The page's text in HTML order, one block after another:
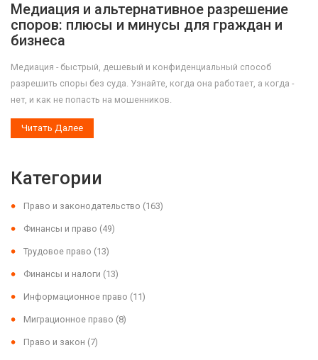
Медиация и альтернативное разрешение
споров: плюсы и минусы для граждан и
бизнеса
Медиация - быстрый, дешевый и конфиденциальный способ
разрешить споры без суда. Узнайте, когда она работает, а когда -
нет, и как не попасть на мошенников.
Читать Далее
Категории
Право и законодательство (163)
Финансы и право (49)
Трудовое право (13)
Финансы и налоги (13)
Информационное право (11)
Миграционное право (8)
Право и закон (7)